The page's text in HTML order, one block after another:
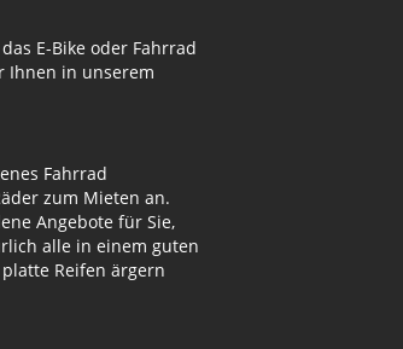
E-Bike oder Fahrrad
Ihnen in unserem
Fahrrad
zum Mieten an.
Angebote für Sie,
alle in einem guten
Reifen ärgern